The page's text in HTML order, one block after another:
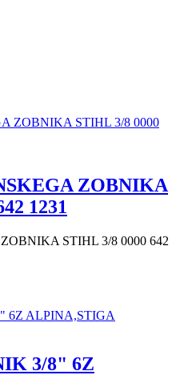
ZOBNIKA
1231
STIHL 3/8 0000 642
3/8" 6Z